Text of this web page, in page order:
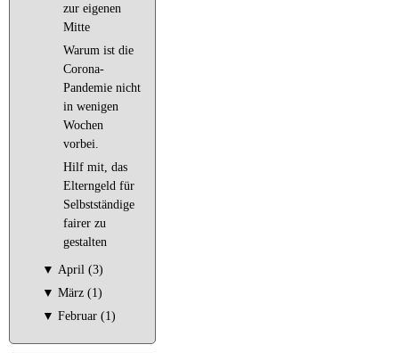
zur eigenen
Mitte
Warum ist die
Corona-
Pandemie nicht
in wenigen
Wochen
vorbei.
Hilf mit, das
Elterngeld für
Selbstständige
fairer zu
gestalten
▼ April (3)
▼ März (1)
▼ Februar (1)